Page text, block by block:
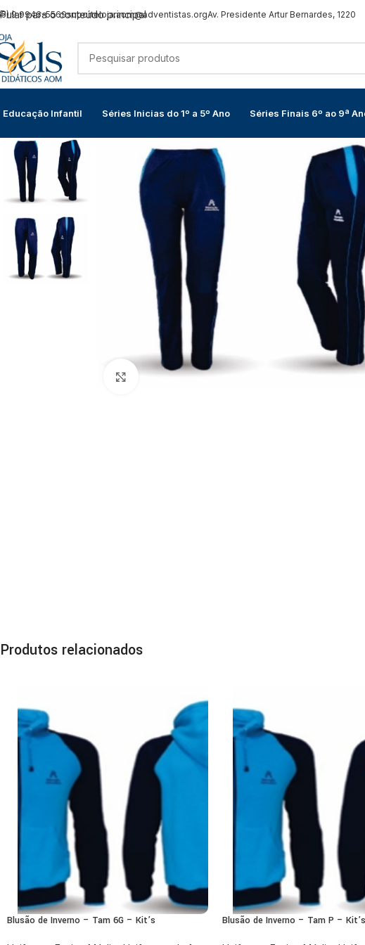
Pular para o conteúdo principal
9 9946-5569suporteloja.aom@adventistas.orgAv. Presidente Artur Bernardes, 1220
Educação Infantil Séries Inicias do 1º a 5º Ano Séries Finais 6º ao 9ª
Clique para ampliar
Produtos relacionados
Blusão de Inverno – Tam 6G – Kit’s Blusão de Inverno – Tam P – Kit’s